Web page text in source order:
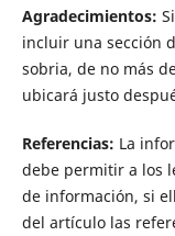
Agradecimientos:
incluir una sección
sobria, de no más
ubicará justo
Referencias: La
debe permitir a los
de información, si
del artículo las